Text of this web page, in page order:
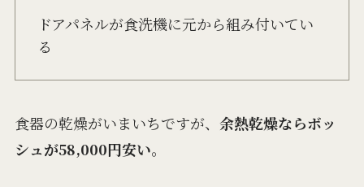
ドアパネルが食洗機に元から組み付いてい
る
食器の乾燥がいまいちですが、 余熱乾燥ならボッ
シュが58,000円安い。